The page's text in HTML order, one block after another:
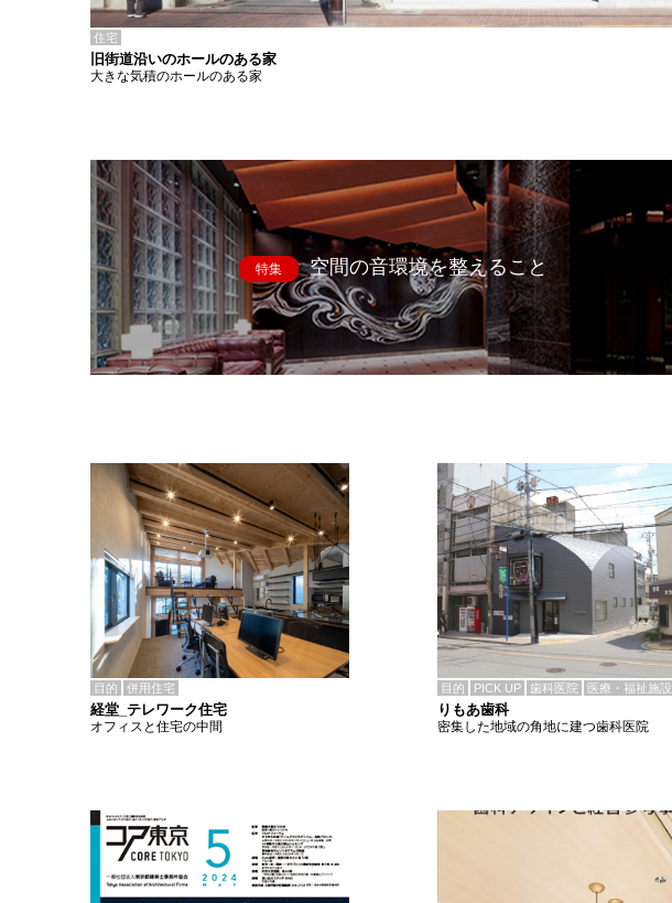
住宅
旧街道沿いのホールのある家
大きな気積のホールのある家
特集 空間の音環境を整えること
目的 併用住宅
経堂_テレワーク住宅
オフィスと住宅の中間
目的 PICK UP 歯科医院 医療・福祉施設
りもあ歯科
密集した地域の角地に建つ歯科医院